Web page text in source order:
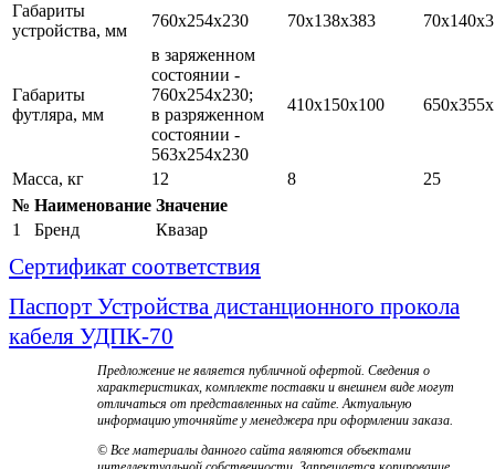
Габариты
устройства, мм
760х254х230 70х138х383
Габариты
футляра, мм
в заряженном
состоянии -
760х254х230;
в разряженном
состоянии -
563x254x230
410х150х100
Масса, кг 12 8
25
№ Наименование Значение
1
Бренд Квазар
Сертификат соответствия
Паспорт Устройства дистанционного прокола
кабеля УДПК-70
Предложение не является публичной офертой. Сведения о
характеристиках, комплекте поставки и внешнем виде могут
отличаться от представленных на сайте. Актуальную
информацию уточняйте у менеджера при оформлении заказа.
© Все материалы данного сайта являются объектами